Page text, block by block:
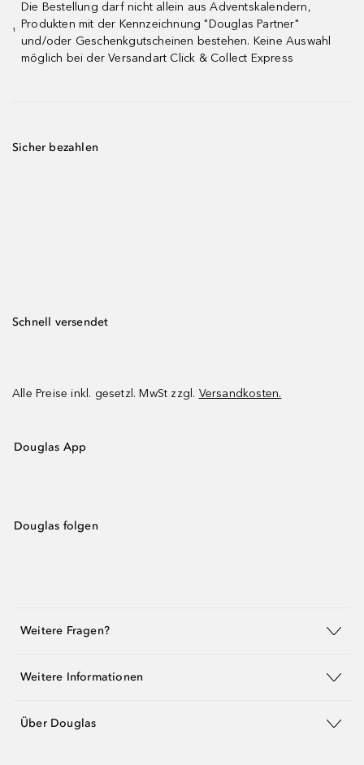
¹
Die Bestellung darf nicht allein aus Adventskalendern,
Produkten mit der Kennzeichnung "Douglas Partner"
und/oder Geschenkgutscheinen bestehen. Keine Auswahl
möglich bei der Versandart Click & Collect Express
Sicher bezahlen
Schnell versendet
Alle Preise inkl. gesetzl. MwSt zzgl. Versandkosten.
Douglas App
Douglas folgen
Weitere Fragen?
Weitere Informationen
Über Douglas